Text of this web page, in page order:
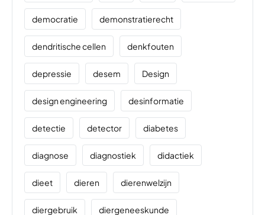
democratie demonstratierecht
dendritische cellen denkfouten
depressie desem Design
design engineering desinformatie
detectie detector diabetes
diagnose diagnostiek didactiek
dieet dieren dierenwelzijn
diergebruik diergeneeskunde